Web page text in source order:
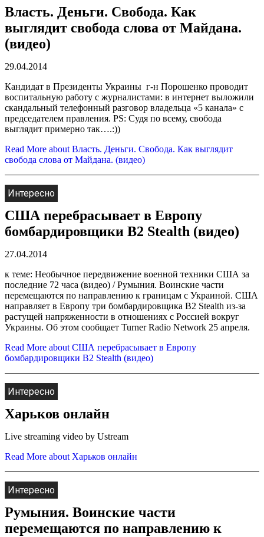
Власть. Деньги. Свобода. Как
выглядит свобода слова от Майдана.
(видео)
29.04.2014
Кандидат в Президенты Украины г-н Порошенко проводит
воспитальную работу с журналистами: в интернет выложили
скандальный телефонный разговор владельца «5 канала» с
председателем правления. PS: Судя по всему, свобода
выглядит примерно так….:))
Read More about Власть. Деньги. Свобода. Как выглядит
свобода слова от Майдана. (видео)
Интересно
США перебрасывает в Европу
бомбардировщики B2 Stealth (видео)
27.04.2014
к теме: Необычное передвижение военной техники США за
последние 72 часа (видео) / Румыния. Воинские части
перемещаются по направлению к границам с Украиной. США
направляет в Европу три бомбардировщика B2 Stealth из-за
растущей напряженности в отношениях с Россией вокруг
Украины. Об этом сообщает Turner Radio Network 25 апреля.
Read More about США перебрасывает в Европу
бомбардировщики B2 Stealth (видео)
Интересно
Харьков онлайн
Live streaming video by Ustream
Read More about Харьков онлайн
Интересно
Румыния. Воинские части
перемещаются по направлению к